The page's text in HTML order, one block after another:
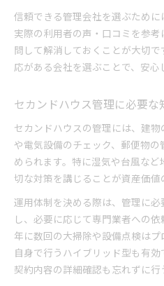
信頼できる管理会社を選ぶために
実際の利用者の声・口コミを参
問して解消しておくことが大切
応がある会社を選ぶことで、安心
セカンドハウス管理に必要な
セカンドハウスの管理には、建
や電気設備のチェック、郵便物
められます。特に湿気や台風な
切な対策を講じることが資産価値
運用体制を決める際は、管理に
し、必要に応じて専門業者への依
年に数回の大掃除や設備点検は
自身で行うハイブリッド型も有効
契約内容の詳細確認も忘れずに行